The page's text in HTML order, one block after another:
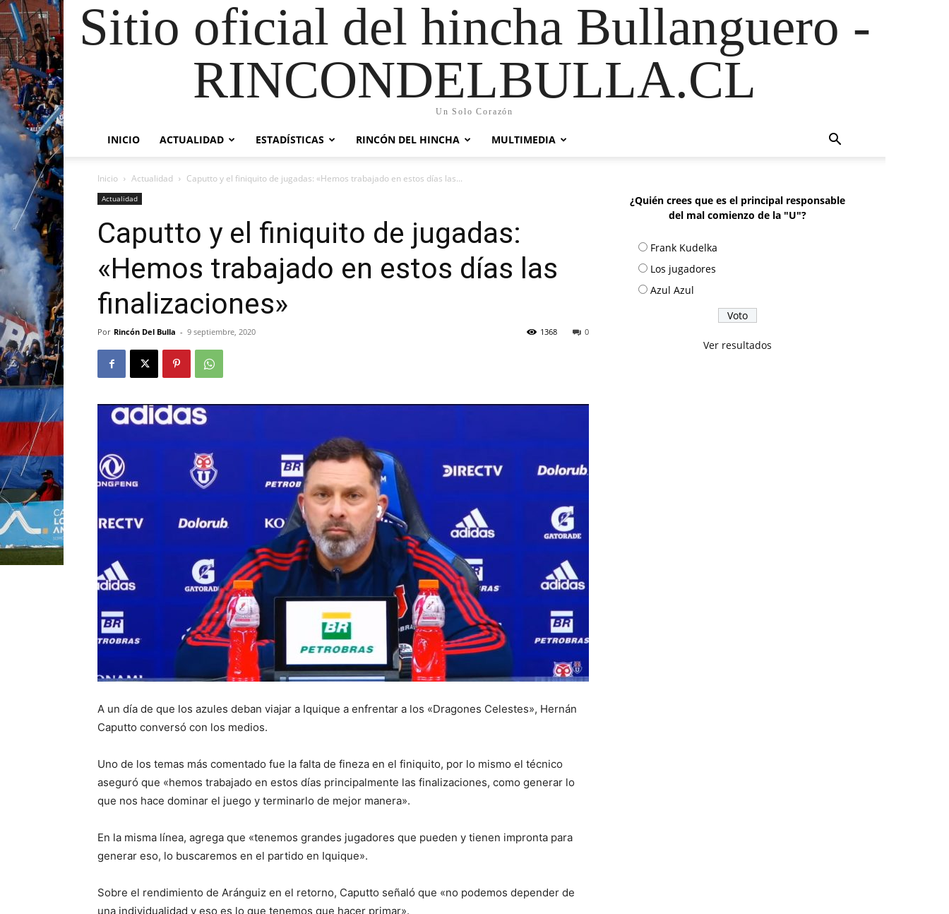
Sitio oficial del hincha Bullanguero -
RINCONDELBULLA.CL
Un Solo Corazón
INICIO ACTUALIDAD ESTADÍSTICAS RINCÓN DEL HINCHA MULTIMEDIA
Inicio Actualidad Caputto y el finiquito de jugadas: «Hemos trabajado en estos días las...
Actualidad
Caputto y el finiquito de jugadas:
«Hemos trabajado en estos días las
finalizaciones»
Por Rincón Del Bulla - 9 septiembre, 2020 0
1368
A un día de que los azules deban viajar a Iquique a enfrentar a los «Dragones Celestes», Hernán
Caputto conversó con los medios.
Uno de los temas más comentado fue la falta de fineza en el finiquito, por lo mismo el técnico
aseguró que «hemos trabajado en estos días principalmente las finalizaciones, como generar lo
que nos hace dominar el juego y terminarlo de mejor manera».
En la misma línea, agrega que «tenemos grandes jugadores que pueden y tienen impronta para
generar eso, lo buscaremos en el partido en Iquique».
Sobre el rendimiento de Aránguiz en el retorno, Caputto señaló que «no podemos depender de
una individualidad y eso es lo que tenemos que hacer primar».
¿Quién crees que es el principal responsable
del mal comienzo de la "U"?
Frank Kudelka
Los jugadores
Azul Azul
Ver resultados